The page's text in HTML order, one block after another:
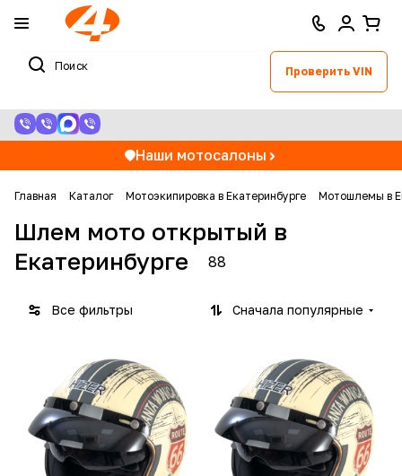
Проверить VIN
Наши мотосалоны
Главная Каталог Мотоэкипировка в Екатеринбурге Мотошлемы в
Шлем мото открытый в
Екатеринбурге
88
Все фильтры Сначала популярные